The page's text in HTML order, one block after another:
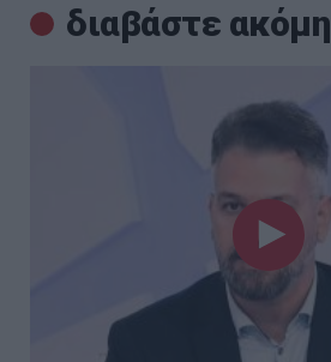
διαβάστε ακόμη